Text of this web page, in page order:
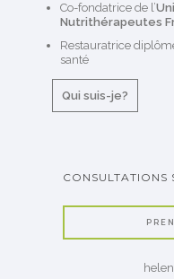
Co-fondatrice de l’
Nutrithérapeutes
Restauratrice
santé
Qui suis-je?
CONSULTATIONS